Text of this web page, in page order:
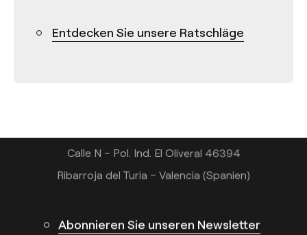
Entdecken Sie unsere Ratschläge
Kontakt
Calle N – Pol. Ind. El Oliveral 46394
Ribarroja del Turia – Valencia (Spanien)
Abonnieren Sie unseren Newsletter